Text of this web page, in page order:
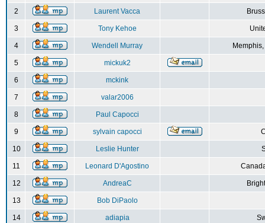
2 Laurent Vacca
3 Tony Kehoe
4 Wendell Murray
5 mickuk2
6 mckink
7 valar2006
8 Paul Capocci
9 sylvain capocci
10 Leslie Hunter
11 Leonard D'Agostino
12 AndreaC
13 Bob DiPaolo
14 adiapia